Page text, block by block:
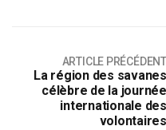
ARTICLE PRÉCÉDENT
La région des savanes
célèbre de la journée
internationale des
volontaires